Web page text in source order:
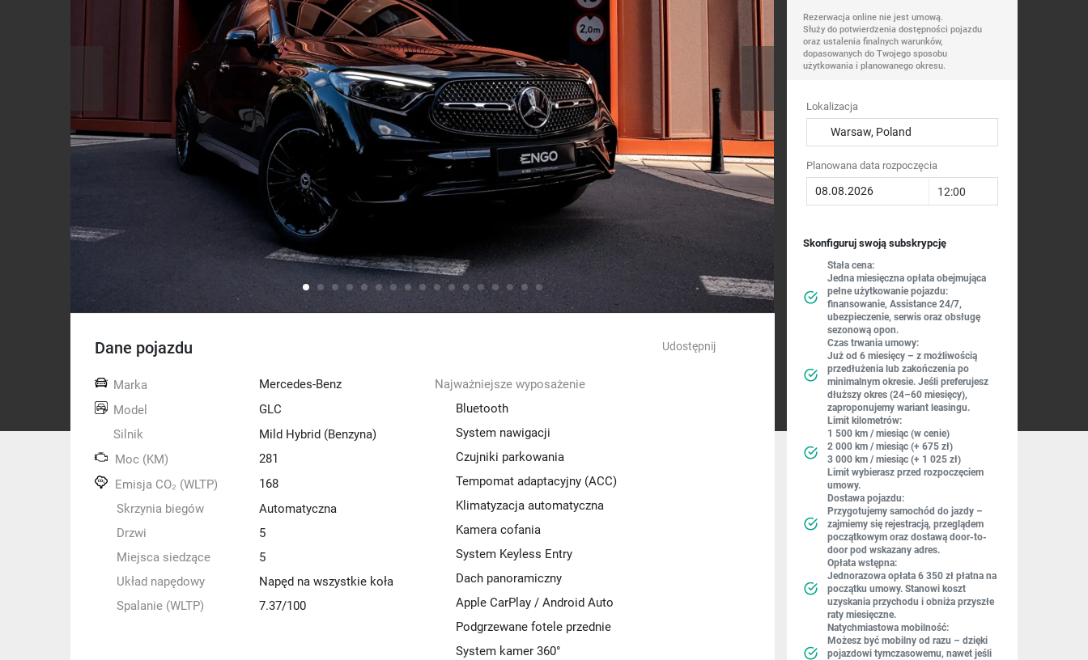
Rezerwacja online nie jest umową.
Służy do potwierdzenia dostępności pojazdu
oraz ustalenia finalnych warunków,
dopasowanych do Twojego sposobu
użytkowania i planowanego okresu.
Lokalizacja
Warsaw, Poland
Planowana data rozpoczęcia
12:00
Skonfiguruj swoją subskrypcję
Stała cena:
Jedna miesięczna opłata obejmująca
pełne użytkowanie pojazdu:
finansowanie, Assistance 24/7,
ubezpieczenie, serwis oraz obsługę
sezonową opon.
Czas trwania umowy:
Już od 6 miesięcy – z możliwością
przedłużenia lub zakończenia po
minimalnym okresie. Jeśli preferujesz
dłuższy okres (24–60 miesięcy),
zaproponujemy wariant leasingu.
Limit kilometrów:
1 500 km / miesiąc (w cenie)
2 000 km / miesiąc (+ 675 zł)
3 000 km / miesiąc (+ 1 025 zł)
Limit wybierasz przed rozpoczęciem
umowy.
Dostawa pojazdu:
Przygotujemy samochód do jazdy –
zajmiemy się rejestracją, przeglądem
początkowym oraz dostawą door-to-
door pod wskazany adres.
Opłata wstępna:
Jednorazowa opłata 6 350 zł płatna na
początku umowy. Stanowi koszt
uzyskania przychodu i obniża przyszłe
raty miesięczne.
Natychmiastowa mobilność:
Możesz być mobilny od razu – dzięki
pojazdowi tymczasowemu, nawet jeśli
Dane pojazdu Udostępnij
Marka
Mercedes-Benz
Model
GLC
Silnik
Mild Hybrid (Benzyna)
Moc (KM)
281
Emisja CO₂ (WLTP)
168
Skrzynia biegów
Automatyczna
Drzwi
5
Miejsca siedzące
5
Układ napędowy
Napęd na wszystkie koła
Spalanie (WLTP)
7.37/100
Najważniejsze wyposażenie
Bluetooth
System nawigacji
Czujniki parkowania
Tempomat adaptacyjny (ACC)
Klimatyzacja automatyczna
Kamera cofania
System Keyless Entry
Dach panoramiczny
Apple CarPlay / Android Auto
Podgrzewane fotele przednie
System kamer 360°